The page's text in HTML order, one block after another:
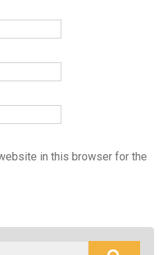
in this browser for the